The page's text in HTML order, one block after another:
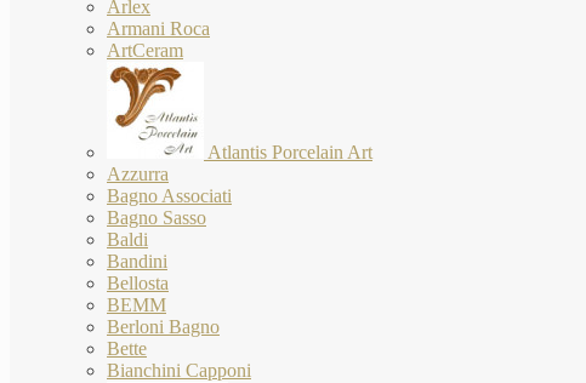
Arlex
Armani Roca
ArtCeram
Atlantis Porcelain Art
Azzurra
Bagno Associati
Bagno Sasso
Baldi
Bandini
Bellosta
BEMM
Berloni Bagno
Bette
Bianchini Capponi